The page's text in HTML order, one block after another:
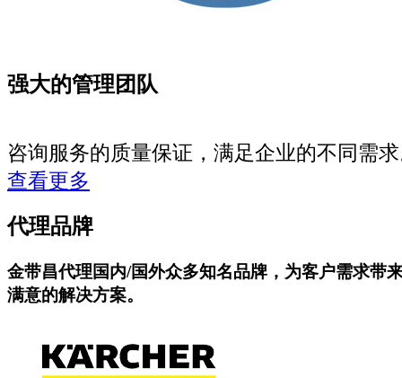
强大的管理团队
咨询服务的质量保证，满足企业的不同需
查看更多
代理品牌
金带昌代理国内/国外众多知名品牌，为客户需求带
满意的解决方案。